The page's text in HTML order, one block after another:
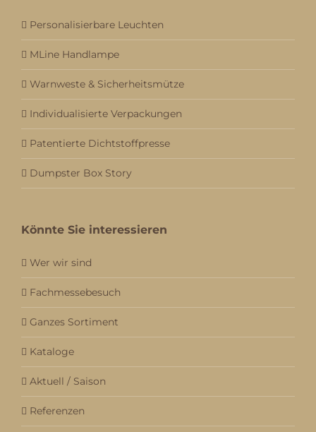
Personalisierbare Leuchten
MLine Handlampe
Warnweste & Sicherheitsmütze
Individualisierte Verpackungen
Patentierte Dichtstoffpresse
Dumpster Box Story
Könnte Sie interessieren
Wer wir sind
Fachmessebesuch
Ganzes Sortiment
Kataloge
Aktuell / Saison
Referenzen